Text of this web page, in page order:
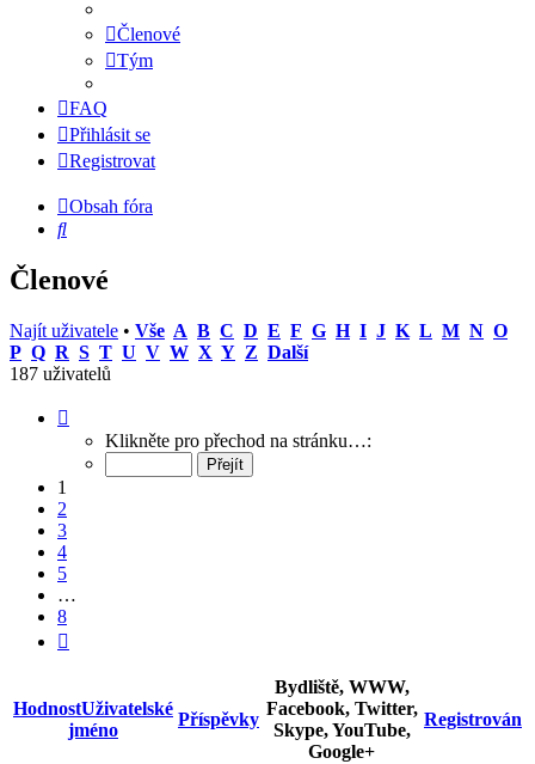
Členové
Tým
FAQ
Přihlásit se
Registrovat
Obsah fóra
Hledat
Členové
Najít uživatele • Vše A B C D E F G H I J K L M N O
P Q R S T U V W X Y Z Další
187 uživatelů
Klikněte pro přechod na stránku…:
1
2
3
4
5
…
8
HodnostUživatelské
jméno
Příspěvky
Bydliště, WWW,
Facebook, Twitter,
Skype, YouTube,
Google+
Registrován